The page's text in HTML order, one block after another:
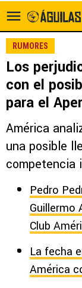
RUMORES
Los
con el
para el
América
una posible
competencia
Pedro
Guillermo
Club
La fecha
América